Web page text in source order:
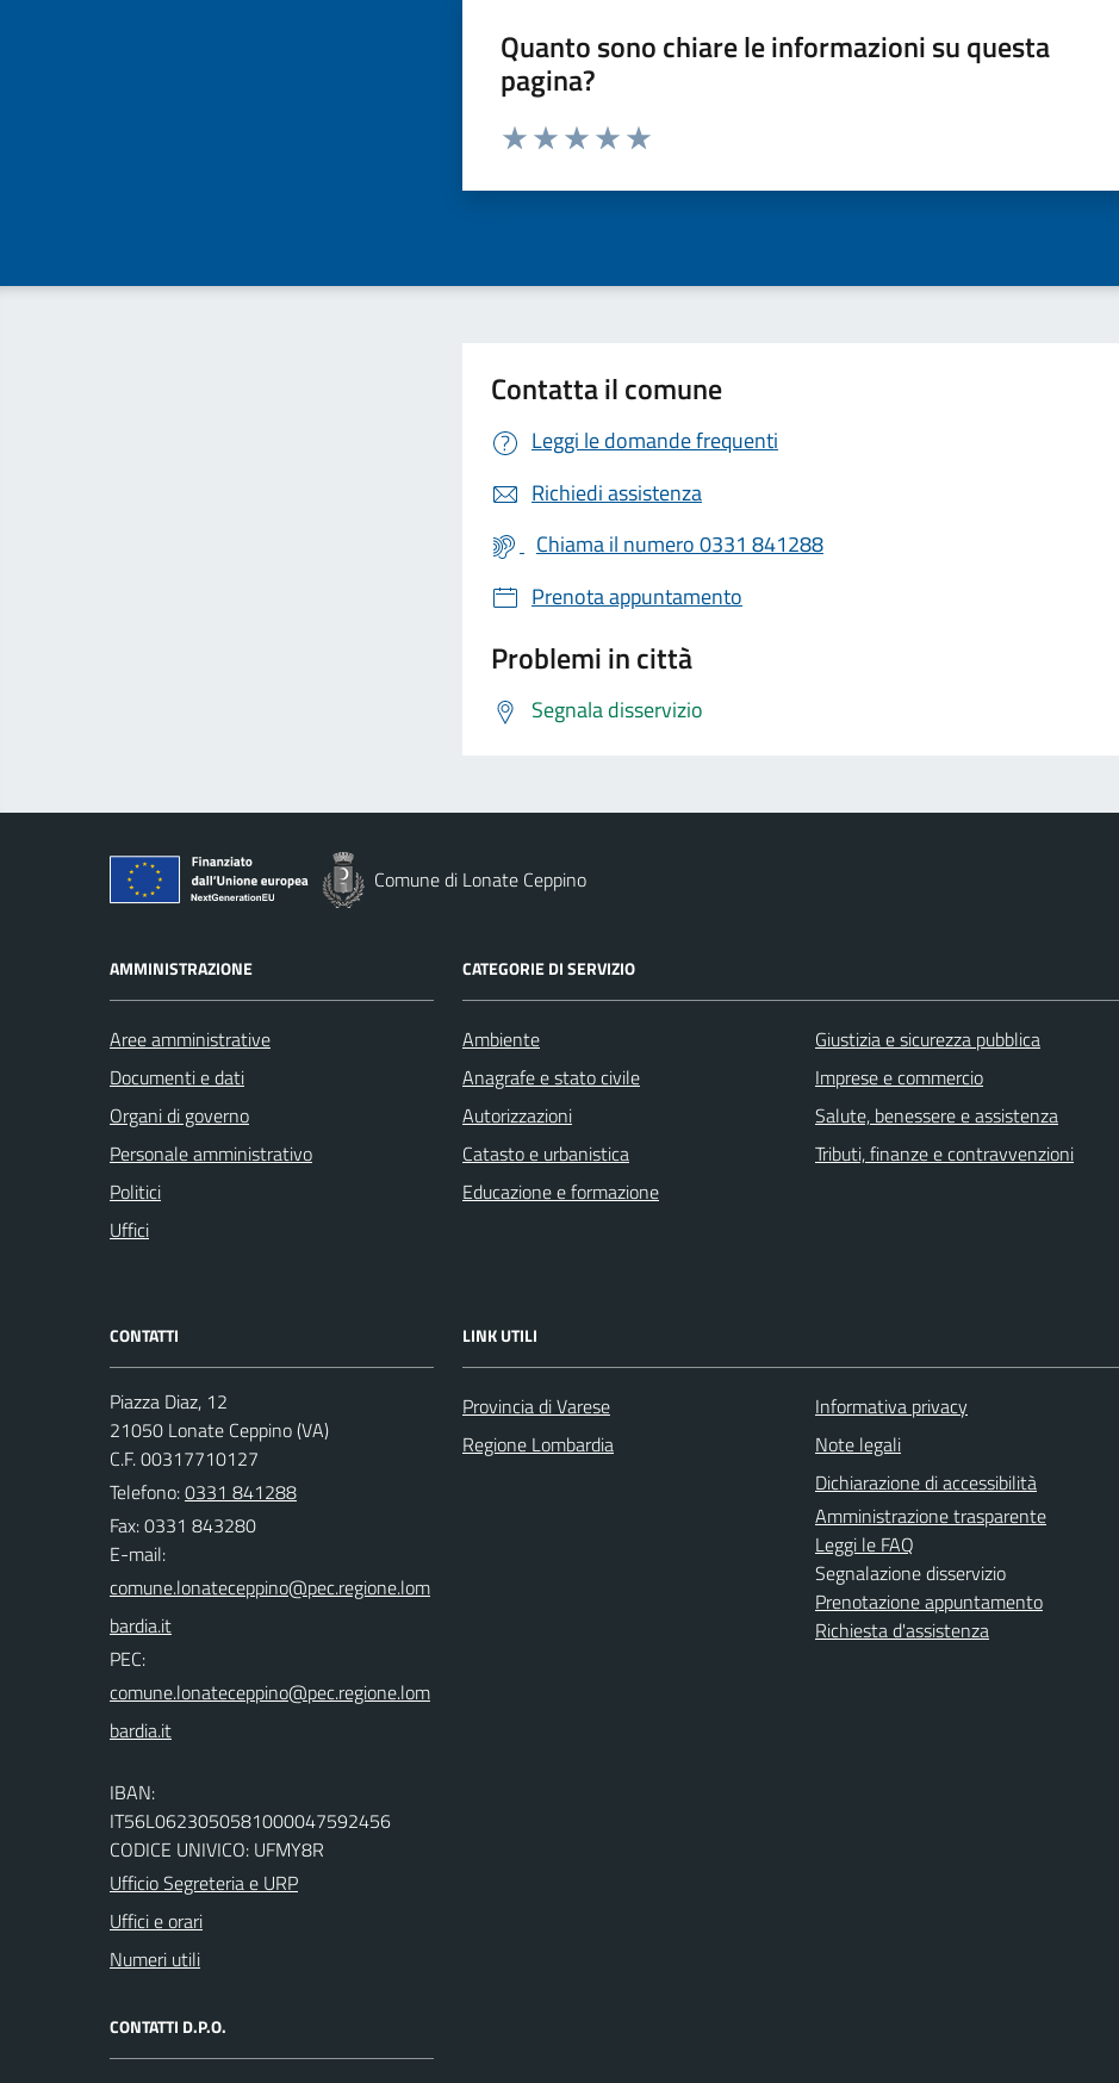
Quanto sono chiare le informazioni su questa
pagina?
Valuta da 1 a 5 stelle la pagina
Contatta il comune
Leggi le domande frequenti
Richiedi assistenza
Chiama il numero 0331 841288
Prenota appuntamento
Problemi in città
Segnala disservizio
Comune di Lonate Ceppino
AMMINISTRAZIONE
Aree amministrative
Documenti e dati
Organi di governo
Personale amministrativo
Politici
Uffici
CATEGORIE DI SERVIZIO
Ambiente
Anagrafe e stato civile
Autorizzazioni
Catasto e urbanistica
Educazione e formazione
Giustizia e sicurezza pubblica
Imprese e commercio
Salute, benessere e assistenza
Tributi, finanze e contravvenzioni
CONTATTI
Piazza Diaz, 12
21050 Lonate Ceppino (VA)
C.F. 00317710127
Telefono:0331 841288
Fax: 0331 843280
E-mail:
PEC:
IBAN:
IT56L0623050581000047592456
CODICE UNIVICO: UFMY8R
Ufficio Segreteria e URP
Uffici e orari
Numeri utili
CONTATTI D.P.O.
LINK UTILI
Provincia di Varese
Regione Lombardia
Informativa privacy
Note legali
Dichiarazione di accessibilità
Amministrazione trasparente
Leggi le FAQ
Segnalazione disservizio
Prenotazione appuntamento
Richiesta d'assistenza